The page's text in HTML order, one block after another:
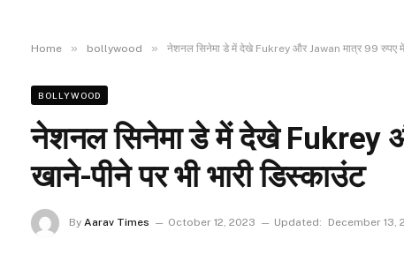
Home » bollywood » नेशनल सिनेमा डे में देखे Fukrey और Jawan मात्र 99 रुपए में,
BOLLYWOOD
नेशनल सिनेमा डे में देखे Fukrey
खाने-पीने पर भी भारी डिस्काउंट
By Aarav Times October 12, 2023 Updated: December 13,